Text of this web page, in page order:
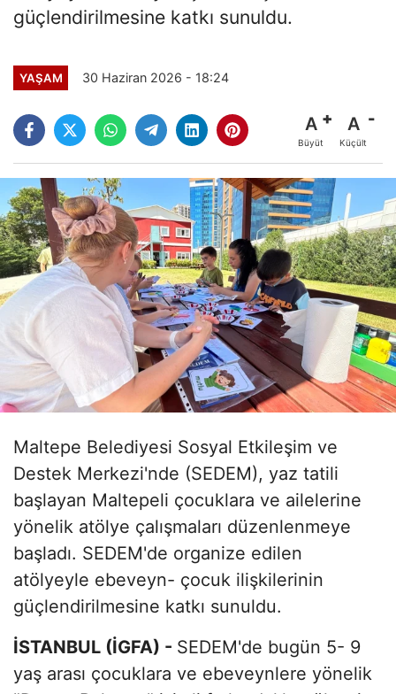
güçlendirilmesine katkı sunuldu.
YAŞAM 30 Haziran 2026 - 18:24
A
Büyüt
A
Küçült
Maltepe Belediyesi Sosyal Etkileşim ve
Destek Merkezi'nde (SEDEM), yaz tatili
başlayan Maltepeli çocuklara ve ailelerine
yönelik atölye çalışmaları düzenlenmeye
başladı. SEDEM'de organize edilen
atölyeyle ebeveyn- çocuk ilişkilerinin
güçlendirilmesine katkı sunuldu.
İSTANBUL (İGFA) - SEDEM'de bugün 5- 9
yaş arası çocuklara ve ebeveynlere yönelik